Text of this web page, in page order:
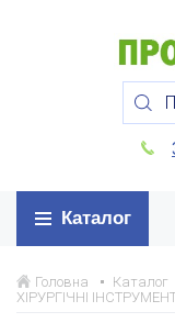
Каталог
Головна Каталог
ХІРУРГІЧНІ